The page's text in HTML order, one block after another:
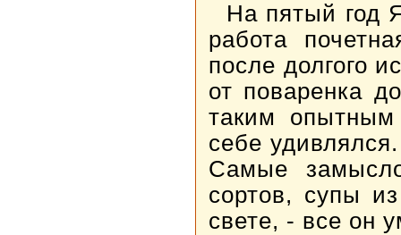
На пятый год
работа
после долгого
от поваренка
таким
себе
Самые
сортов, супы
свете, - все он